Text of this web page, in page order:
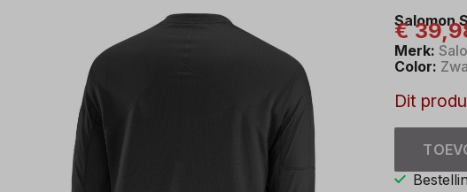
Salomon
€
Merk:
Color:
Dit